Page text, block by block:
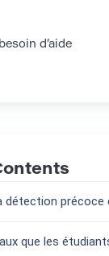
d’aide
détection
que les